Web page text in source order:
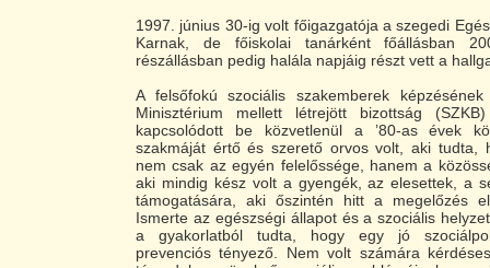
1997. június 30-ig volt főigazgatója a szegedi
Karnak, de főiskolai tanárként főállásban
részállásban pedig halála napjáig részt vett a
A felsőfokú szociális szakemberek
Minisztérium mellett létrejött bizottság (SZKB)
kapcsolódott be közvetlenül a ’80-as évek
szakmáját értő és szerető orvos volt, aki tudta,
nem csak az egyén felelőssége, hanem a
aki mindig kész volt a gyengék, az elesettek, a
támogatására, aki őszintén hitt a megelőzés
Ismerte az egészségi állapot és a szociális
a gyakorlatból tudta, hogy egy jó
prevenciós tényező. Nem volt számára